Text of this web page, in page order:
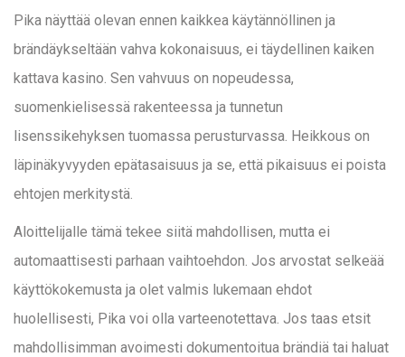
Pika näyttää olevan ennen kaikkea käytännöllinen ja
brändäykseltään vahva kokonaisuus, ei täydellinen kaiken
kattava kasino. Sen vahvuus on nopeudessa,
suomenkielisessä rakenteessa ja tunnetun
lisenssikehyksen tuomassa perusturvassa. Heikkous on
läpinäkyvyyden epätasaisuus ja se, että pikaisuus ei poista
ehtojen merkitystä.
Aloittelijalle tämä tekee siitä mahdollisen, mutta ei
automaattisesti parhaan vaihtoehdon. Jos arvostat selkeää
käyttökokemusta ja olet valmis lukemaan ehdot
huolellisesti, Pika voi olla varteenotettava. Jos taas etsit
mahdollisimman avoimesti dokumentoitua brändiä tai haluat